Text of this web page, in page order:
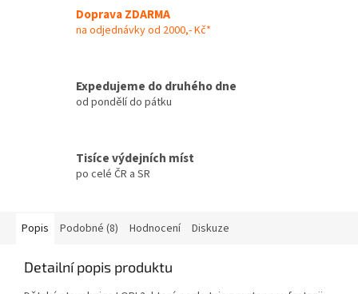
Doprava ZDARMA
na odjednávky od 2000,- Kč*
Expedujeme do druhého dne
od pondělí do pátku
Tisíce výdejních míst
po celé ČR a SR
Popis Podobné (8) Hodnocení Diskuze
Detailní popis produktu